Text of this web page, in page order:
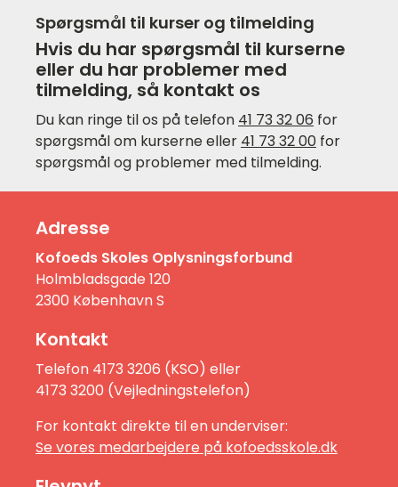
Spørgsmål til kurser og tilmelding
Hvis du har spørgsmål til kurserne
eller du har problemer med
tilmelding, så kontakt os
Du kan ringe til os på telefon 41 73 32 06 for
spørgsmål om kurserne eller 41 73 32 00 for
spørgsmål og problemer med tilmelding.
Adresse
Kofoeds Skoles Oplysningsforbund
Holmbladsgade 120
2300 København S
Kontakt
Telefon 4173 3206 (KSO) eller
4173 3200 (Vejledningstelefon)
For kontakt direkte til en underviser:
Se vores medarbejdere på kofoedsskole.dk